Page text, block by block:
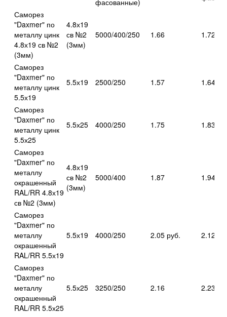
Саморез
"Daxmer" по
металлу цинк
4.8х19 св №2
(3мм)
4.8х19
св №2
(3мм)
5000/400/250 1.66 1.72
Саморез
"Daxmer" по
металлу цинк
5.5х19
5.5х19 2500/250 1.57 1.64
Саморез
"Daxmer" по
металлу цинк
5.5х25
5.5х25 4000/250 1.75 1.83
Саморез
"Daxmer" по
металлу
окрашенный
RAL/RR 4.8х19
св №2 (3мм)
4.8х19
св №2
(3мм)
5000/400 1.87 1.94
Саморез
"Daxmer" по
металлу
окрашенный
RAL/RR 5.5х19
5.5х19 4000/250 2.05 руб. 2.12
Саморез
"Daxmer" по
металлу
окрашенный
RAL/RR 5.5х25
5.5х25 3250/250 2.16 2.23